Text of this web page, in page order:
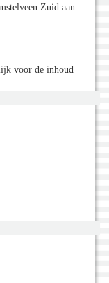
Zuid aan
voor de inhoud